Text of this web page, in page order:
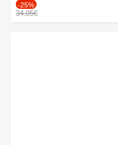
-25%
34.05€